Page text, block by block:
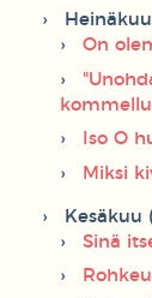
On
Iso O
Miksi
Kesäkuu
Sinä